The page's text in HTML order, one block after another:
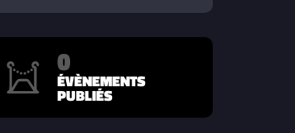
0
ÉVÈNEMENTS
PUBLIÉS